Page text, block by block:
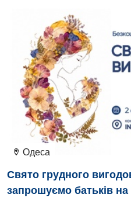
Мамологія
Медична психологія
Неврологія
Нейрохірургія
Онкологічне відділлення
Оториноларингологія
Педіатричне відділення
Одеса
Свято грудного
запрошуємо батьків